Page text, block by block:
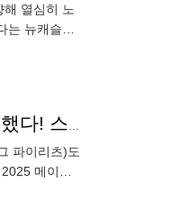
열심히 노
뉴캐슬의
'류현진도 힘겨워했던 지옥, 쿠어스 필드' NL 사이영 1순위 '천재 투수'도 극복 못했다! 스킨스 콜로라도 상대 5이닝 4실점 '흔들'
파이리츠)도
메이저